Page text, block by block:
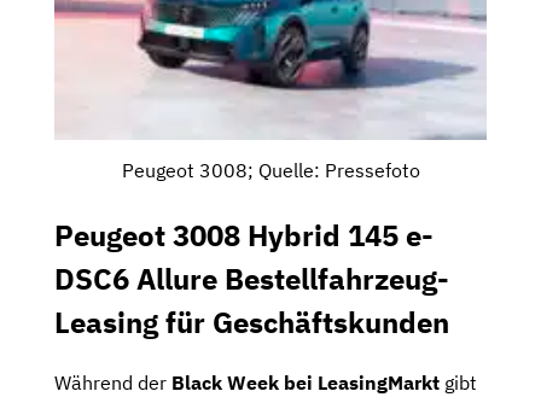
Peugeot 3008; Quelle: Pressefoto
Peugeot 3008 Hybrid 145 e-
DSC6 Allure Bestellfahrzeug-
Leasing für Geschäftskunden
Während der Black Week bei LeasingMarkt gibt